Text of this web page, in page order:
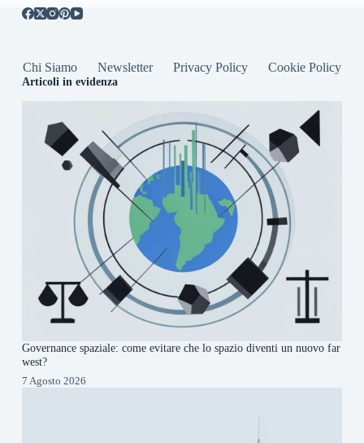
Chi Siamo Newsletter Privacy Policy Cookie Policy
Articoli in evidenza
Governance spaziale: come evitare che lo spazio diventi un nuovo far
west?
7 Agosto 2026